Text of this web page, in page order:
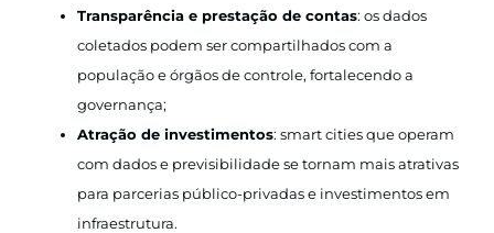
Transparência e prestação de contas: os dados
coletados podem ser compartilhados com a
população e órgãos de controle, fortalecendo a
governança;
Atração de investimentos: smart cities que operam
com dados e previsibilidade se tornam mais atrativas
para parcerias público-privadas e investimentos em
infraestrutura.